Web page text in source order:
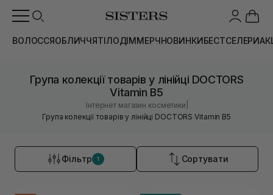
ВОЛОССЯОБЛИЧЧЯТІЛОДІММЕРЧНОВИНКИБЕСТСЕЛЕРИ
Група колекції товарів у лінійці DOCTORS
Vitamin B5
Інтернет магазин косметики
Група колекції товарів у лінійці DOCTORS Vitamin B5
Фільтр 1 Сортувати